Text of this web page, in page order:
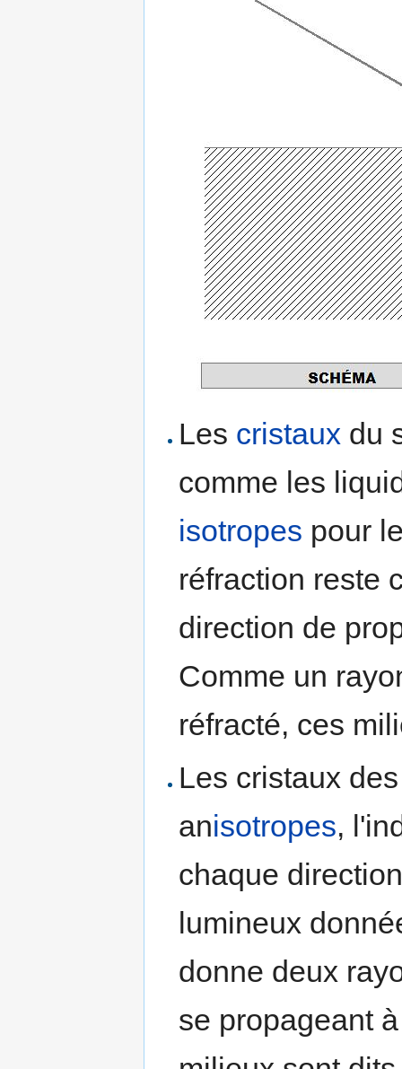
Les cristaux du
comme les
isotropes pour
réfraction reste
direction de
Comme un
réfracté, ces
Les cristaux
anisotropes,
chaque
lumineux
donne deux
se propageant